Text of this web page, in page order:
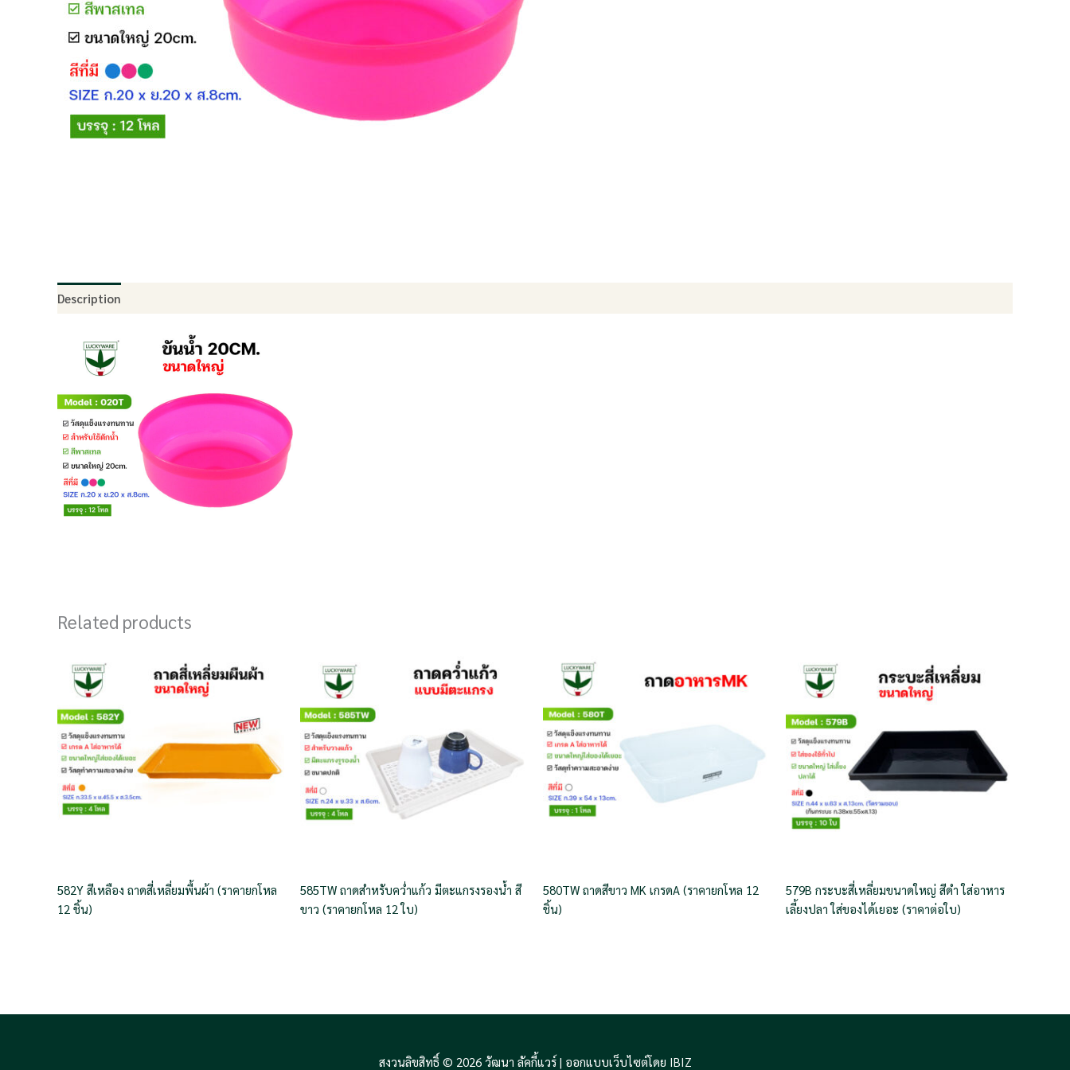
Description
Related products
582Y สีเหลือง ถาดสี่เหลี่ยมพื้นผ้า (ราคายกโหล
12 ชิ้น)
585TW ถาดสำหรับคว่ำแก้ว มีตะแกรงรองน้ำ สี
ขาว (ราคายกโหล 12 ใบ)
580TW ถาดสีขาว MK เกรดA (ราคายกโหล 12
ชิ้น)
579B กระบะสี่เหลี่ยมขนาดใหญ่ สีดำ ใส่อาหาร
เลี้ยงปลา ใส่ของได้เยอะ (ราคาต่อใบ)
สงวนลิขสิทธิ์ © 2026 วัฒนา ลัคกี้แวร์ | ออกแบบเว็บไซต์โดย IBIZ